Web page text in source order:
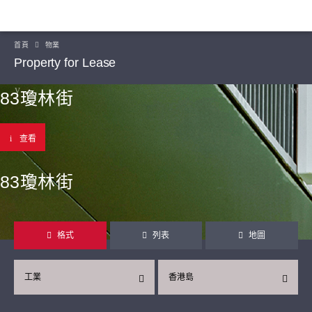
首頁 物業
Property for Lease
83瓊林街
查看
83瓊林街
格式 列表 地圖
香港島
工業